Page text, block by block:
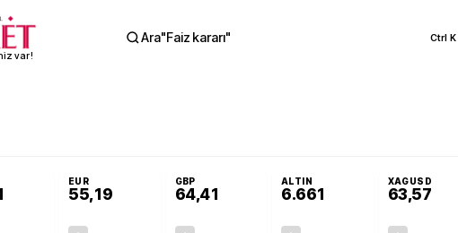
var!
Ara"Faiz kararı" Ctrl K
EUR
55,19
GBP
64,41
ALTIN
6.661
XAGUSD
63,57